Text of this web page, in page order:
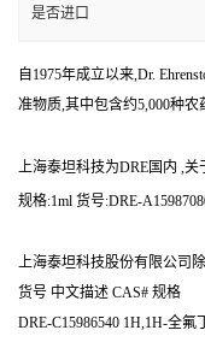
是否进口
自1975年成立以来,Dr.
准物质,其中包含约5,000种农
上海泰坦科技为DRE国内 ,
规格:1ml 货号:DRE-
上海泰坦科技股份有限公司
货号 中文描述 CAS# 规格
DRE-C15986540 1H,1H-全氟